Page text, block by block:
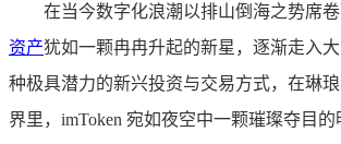
在当今数字化浪潮以排山倒海之势席卷
资产犹如一颗冉冉升起的新星，逐渐走入
种极具潜力的新兴投资与交易方式，在琳
界里，imToken 宛如夜空中一颗璀璨夺目